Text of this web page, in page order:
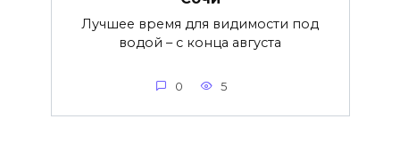
Лучшее время для видимости под
водой – с конца августа
0 5